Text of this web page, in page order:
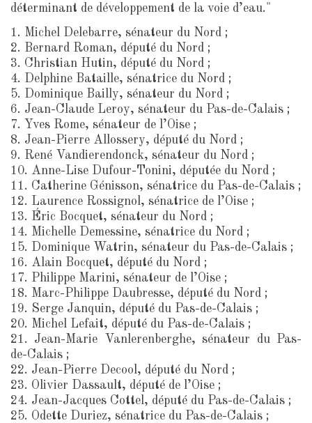
déterminant de développement de la voie d’eau."
1. Michel Delebarre, sénateur du Nord ;
2. Bernard Roman, député du Nord ;
3. Christian Hutin, député du Nord ;
4. Delphine Bataille, sénatrice du Nord ;
5. Dominique Bailly, sénateur du Nord ;
6. Jean-Claude Leroy, sénateur du Pas-de-Calais ;
7. Yves Rome, sénateur de l’Oise ;
8. Jean-Pierre Allossery, député du Nord ;
9. René Vandierendonck, sénateur du Nord ;
10. Anne-Lise Dufour-Tonini, députée du Nord ;
11. Catherine Génisson, sénatrice du Pas-de-Calais ;
12. Laurence Rossignol, sénatrice de l’Oise ;
13. Éric Bocquet, sénateur du Nord ;
14. Michelle Demessine, sénatrice du Nord ;
15. Dominique Watrin, sénateur du Pas-de-Calais ;
16. Alain Bocquet, député du Nord ;
17. Philippe Marini, sénateur de l’Oise ;
18. Marc-Philippe Daubresse, député du Nord ;
19. Serge Janquin, député du Pas-de-Calais ;
20. Michel Lefait, député du Pas-de-Calais ;
21. Jean-Marie Vanlerenberghe, sénateur du Pas-
de-Calais ;
22. Jean-Pierre Decool, député du Nord ;
23. Olivier Dassault, député de l’Oise ;
24. Jean-Jacques Cottel, député du Pas-de-Calais ;
25. Odette Duriez, sénatrice du Pas-de-Calais ;